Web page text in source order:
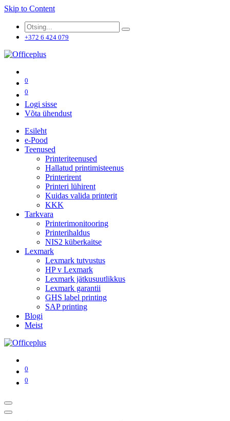
Skip to Content
+372 6 424 079
0
0
Logi sisse
Võta ühendust
Esileht
e-Pood
Teenused
Printeriteenused
Hallatud printimisteenus
Printerirent
Printeri lühirent
Kuidas valida printerit
KKK
Tarkvara
Printerimonitooring
Printerihaldus
NIS2 küberkaitse
Lexmark
Lexmark tutvustus
HP v Lexmark
Lexmark jätkusuutlikkus
Lexmark garantii
GHS label printing
SAP printing
Blogi
Meist
0
0